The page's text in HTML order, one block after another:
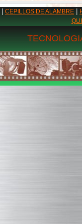
CEPILLOS DE ALAMBRE